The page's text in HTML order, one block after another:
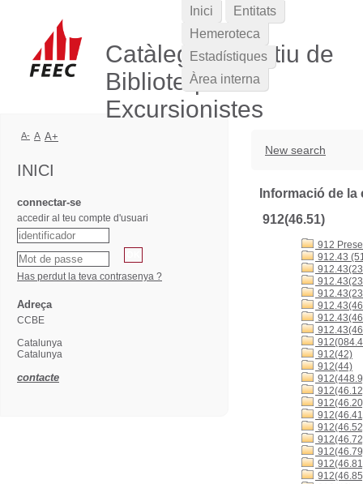
Catàleg Col·lectiu de
Biblioteques
Excursionistes
New search
Informació de
912(46.51)
912
912.43
912(42)
912(44)
Inici
Entitats
Hemeroteca
Estadístiques
Àrea interna
A- A A+
INICI
connectar-se
accedir al teu compte d'usuari
Has perdut la teva contrasenya ?
Adreça
CCBE
Catalunya
Catalunya
contacte